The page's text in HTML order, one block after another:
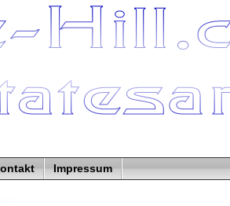
Impressum